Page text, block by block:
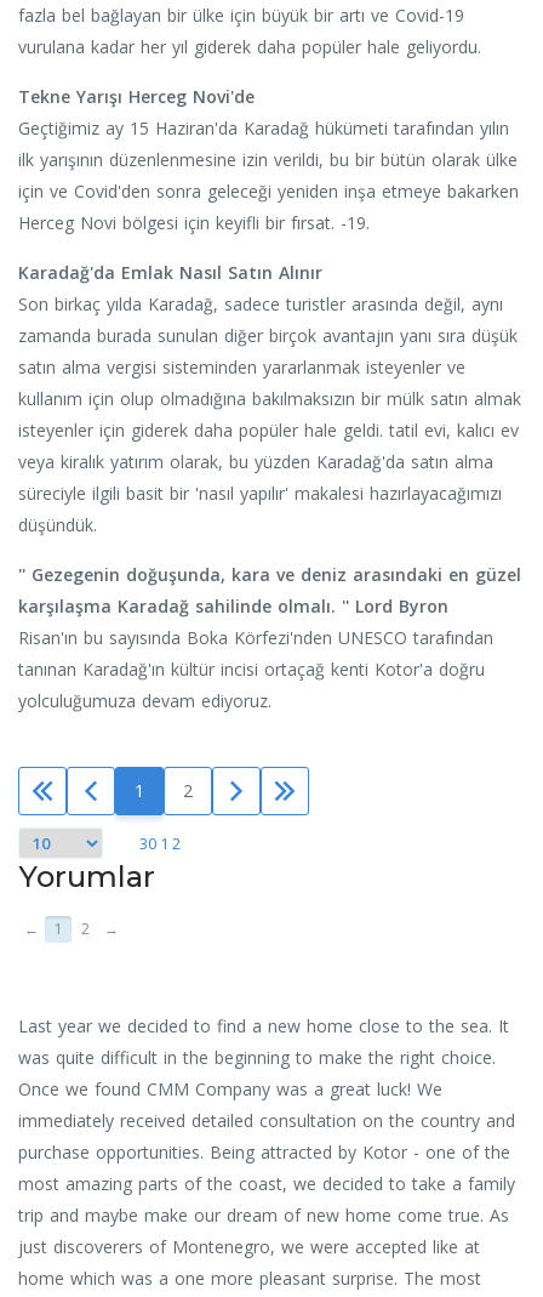
fazla bel bağlayan bir ülke için büyük bir artı ve Covid-19
vurulana kadar her yıl giderek daha popüler hale geliyordu.
Tekne Yarışı Herceg Novi'de
Geçtiğimiz ay 15 Haziran'da Karadağ hükümeti tarafından yılın
ilk yarışının düzenlenmesine izin verildi, bu bir bütün olarak ülke
için ve Covid'den sonra geleceği yeniden inşa etmeye bakarken
Herceg Novi bölgesi için keyifli bir fırsat. -19.
Karadağ'da Emlak Nasıl Satın Alınır
Son birkaç yılda Karadağ, sadece turistler arasında değil, aynı
zamanda burada sunulan diğer birçok avantajın yanı sıra düşük
satın alma vergisi sisteminden yararlanmak isteyenler ve
kullanım için olup olmadığına bakılmaksızın bir mülk satın almak
isteyenler için giderek daha popüler hale geldi. tatil evi, kalıcı ev
veya kiralık yatırım olarak, bu yüzden Karadağ'da satın alma
süreciyle ilgili basit bir 'nasıl yapılır' makalesi hazırlayacağımızı
düşündük.
'' Gezegenin doğuşunda, kara ve deniz arasındaki en güzel
karşılaşma Karadağ sahilinde olmalı. '' Lord Byron
Risan'ın bu sayısında Boka Körfezi'nden UNESCO tarafından
tanınan Karadağ'ın kültür incisi ortaçağ kenti Kotor'a doğru
yolculuğumuza devam ediyoruz.
1 2
30 1 2
Yorumlar
← 1 2 →
Last year we decided to find a new home close to the sea. It
was quite difficult in the beginning to make the right choice.
Once we found CMM Company was a great luck! We
immediately received detailed consultation on the country and
purchase opportunities. Being attracted by Kotor - one of the
most amazing parts of the coast, we decided to take a family
trip and maybe make our dream of new home come true. As
just discoverers of Montenegro, we were accepted like at
home which was a one more pleasant surprise. The most